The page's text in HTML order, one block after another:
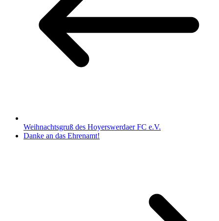
Weihnachtsgruß des Hoyerswerdaer FC e.V.
Danke an das Ehrenamt!